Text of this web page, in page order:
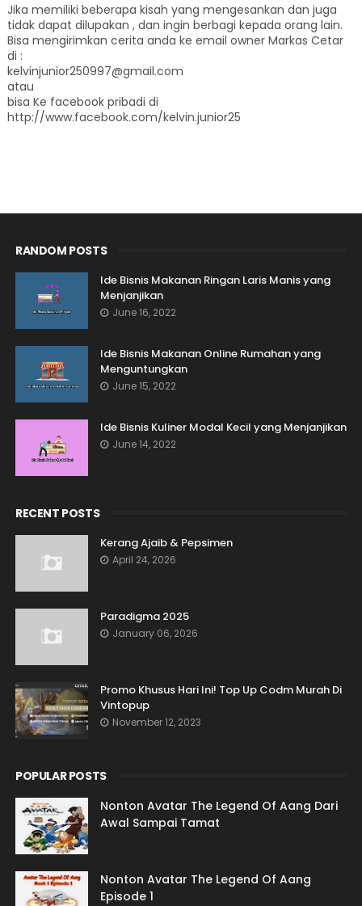
Jika memiliki beberapa kisah yang mengesankan dan juga
tidak dapat dilupakan , dan ingin berbagi kepada orang lain.
Bisa mengirimkan cerita anda ke email owner Markas Cetar
di :
kelvinjunior250997@gmail.com
atau
bisa Ke facebook pribadi di
http://www.facebook.com/kelvin.junior25
RANDOM POSTS
Ide Bisnis Makanan Ringan Laris Manis yang
Menjanjikan
June 16, 2022
Ide Bisnis Makanan Online Rumahan yang
Menguntungkan
June 15, 2022
Ide Bisnis Kuliner Modal Kecil yang Menjanjikan
June 14, 2022
RECENT POSTS
Kerang Ajaib & Pepsimen
April 24, 2026
Paradigma 2025
January 06, 2026
Promo Khusus Hari Ini! Top Up Codm Murah Di
Vintopup
November 12, 2023
POPULAR POSTS
Nonton Avatar The Legend Of Aang Dari
Awal Sampai Tamat
Nonton Avatar The Legend Of Aang
Episode 1